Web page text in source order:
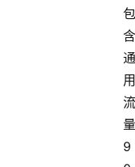
包
含
通
用
流
量
9